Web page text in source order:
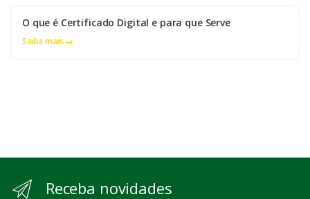
O que é Certificado Digital e para que Serve
Saiba mais →
Receba novidades